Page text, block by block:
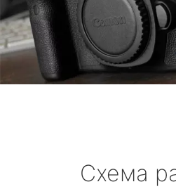
Схема